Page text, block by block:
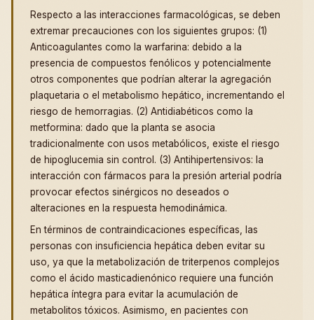
Respecto a las interacciones farmacológicas, se deben
extremar precauciones con los siguientes grupos: (1)
Anticoagulantes como la warfarina: debido a la
presencia de compuestos fenólicos y potencialmente
otros componentes que podrían alterar la agregación
plaquetaria o el metabolismo hepático, incrementando el
riesgo de hemorragias. (2) Antidiabéticos como la
metformina: dado que la planta se asocia
tradicionalmente con usos metabólicos, existe el riesgo
de hipoglucemia sin control. (3) Antihipertensivos: la
interacción con fármacos para la presión arterial podría
provocar efectos sinérgicos no deseados o
alteraciones en la respuesta hemodinámica.
En términos de contraindicaciones específicas, las
personas con insuficiencia hepática deben evitar su
uso, ya que la metabolización de triterpenos complejos
como el ácido masticadienónico requiere una función
hepática íntegra para evitar la acumulación de
metabolitos tóxicos. Asimismo, en pacientes con